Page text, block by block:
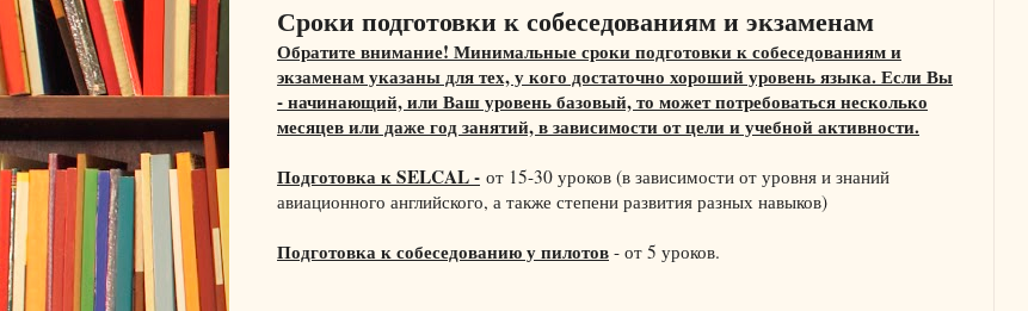
Сроки подготовки к собеседованиям и экзаменам
Обратите внимание! Минимальные сроки подготовки к собеседованиям и
экзаменам указаны для тех, у кого достаточно хороший уровень языка. Если Вы
- начинающий, или Ваш уровень базовый, то может потребоваться несколько
месяцев или даже год занятий, в зависимости от цели и учебной активности.
Подготовка к SELCAL - от 15-30 уроков (в зависимости от уровня и знаний
авиационного английского, а также степени развития разных навыков)
Подготовка к собеседованию у пилотов - от 5 уроков.